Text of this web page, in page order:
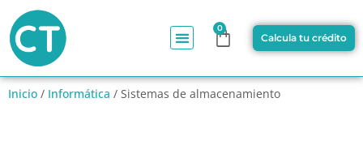
0
Calcula tu crédito
Inicio / Informática / Sistemas de almacenamiento